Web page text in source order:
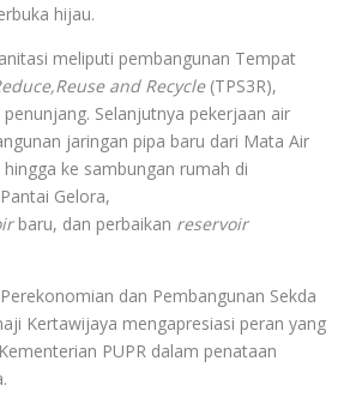
hijau.
meliputi pembangunan Tempat
and Recycle(TPS3R),
Selanjutnya pekerjaan air
jaringan pipa baru dari Mata Air
ke sambungan rumah di
Gelora,
baru, dan perbaikan reservoir
dan Pembangunan Sekda
Kertawijaya mengapresiasi peran yang
PUPR dalam penataan